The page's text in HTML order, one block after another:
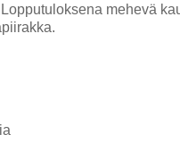
mehevä